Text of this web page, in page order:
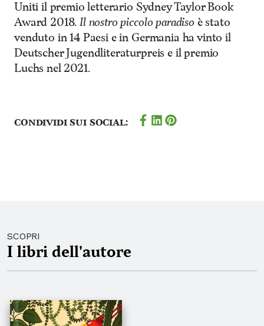
Uniti il premio letterario Sydney Taylor Book
Award 2018.Il nostro piccolo paradiso è stato
venduto in 14 Paesi e in Germania ha vinto il
Deutscher Jugendliteraturpreis e il premio
Luchs nel 2021.
Condividi sui social:
SCOPRI
I libri dell'autore